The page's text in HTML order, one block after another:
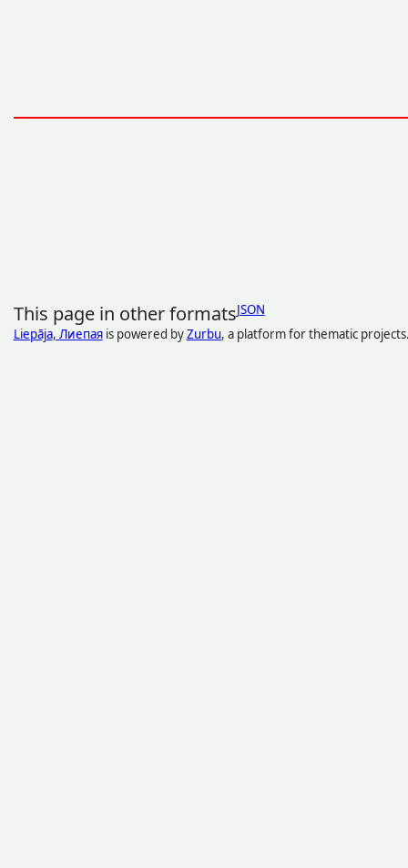
This page in other formatsJSON
Liepāja, Лиепаяis powered byZurbu, a platform for thematic